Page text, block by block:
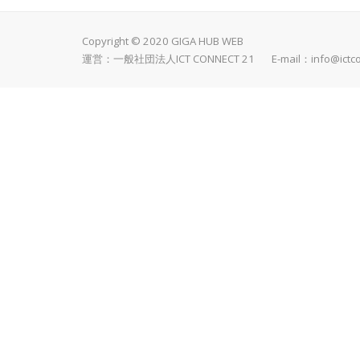
Copyright © 2020 GIGA HUB WEB
運営：一般社団法人ICT CONNECT 21 E-mail：